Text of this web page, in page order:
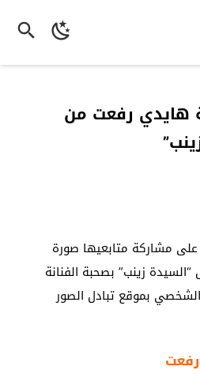
هايدي رفعت من
على مشاركة متابعيها صورة
زينب” بصحبة الفنانة
بموقع تبادل الصور